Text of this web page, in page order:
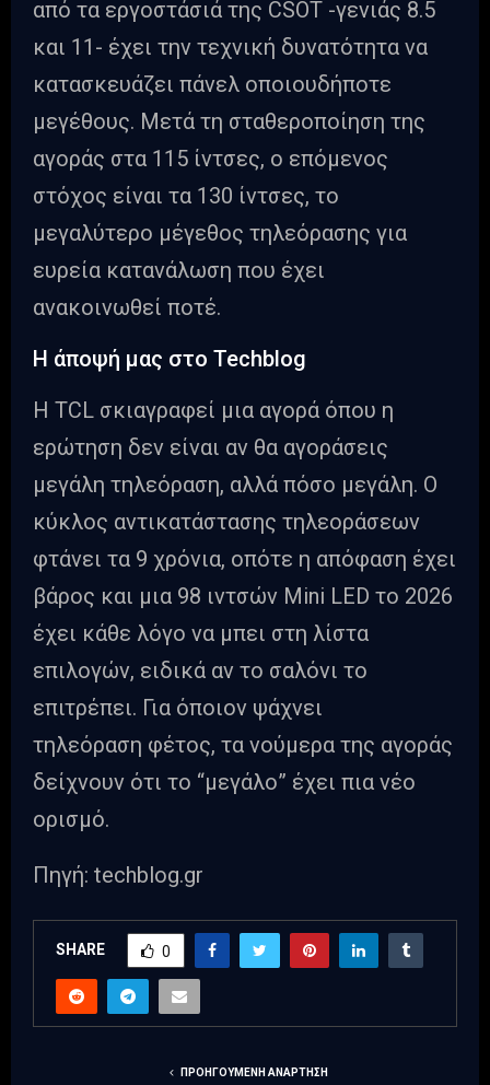
από τα εργοστάσιά της CSOT -γενιάς 8.5
και 11- έχει την τεχνική δυνατότητα να
κατασκευάζει πάνελ οποιουδήποτε
μεγέθους. Μετά τη σταθεροποίηση της
αγοράς στα 115 ίντσες, ο επόμενος
στόχος είναι τα 130 ίντσες, το
μεγαλύτερο μέγεθος τηλεόρασης για
ευρεία κατανάλωση που έχει
ανακοινωθεί ποτέ.
Η άποψή μας στο Techblog
Η TCL σκιαγραφεί μια αγορά όπου η
ερώτηση δεν είναι αν θα αγοράσεις
μεγάλη τηλεόραση, αλλά πόσο μεγάλη. Ο
κύκλος αντικατάστασης τηλεοράσεων
φτάνει τα 9 χρόνια, οπότε η απόφαση έχει
βάρος και μια 98 ιντσών Mini LED το 2026
έχει κάθε λόγο να μπει στη λίστα
επιλογών, ειδικά αν το σαλόνι το
επιτρέπει. Για όποιον ψάχνει
τηλεόραση φέτος, τα νούμερα της αγοράς
δείχνουν ότι το “μεγάλο” έχει πια νέο
ορισμό.
Πηγή: techblog.gr
SHARE 0
ΠΡΟΗΓΟΎΜΕΝΗ ΑΝΆΡΤΗΣΗ